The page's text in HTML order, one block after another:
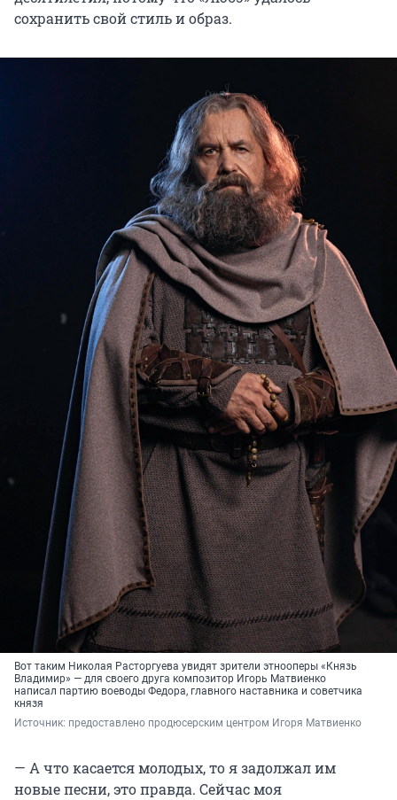
сохранить свой стиль и образ.
Вот таким Николая Расторгуева увидят зрители этнооперы «Князь
Владимир» — для своего друга композитор Игорь Матвиенко
написал партию воеводы Федора, главного наставника и советчика
князя
Источник: предоставлено продюсерским центром Игоря Матвиенко
— ​​​​​​​А что касается молодых, то я задолжал им
новые песни, это правда. Сейчас моя